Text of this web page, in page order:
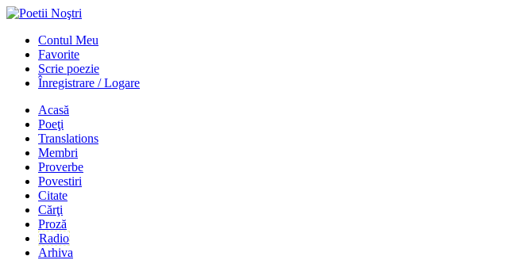
Contul Meu
Favorite
Scrie poezie
Înregistrare / Logare
Acasă
Poeţi
Translations
Membri
Proverbe
Povestiri
Citate
Cărţi
Proză
Radio
Arhiva